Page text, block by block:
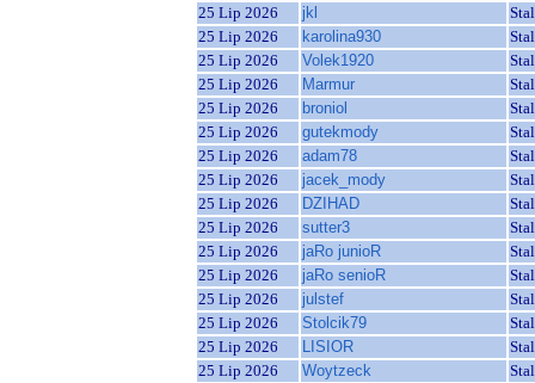
25 Lip 2026
jkl
25 Lip 2026
karolina930
25 Lip 2026
Volek1920
25 Lip 2026
Marmur
25 Lip 2026
broniol
25 Lip 2026
gutekmody
25 Lip 2026
adam78
25 Lip 2026
jacek_mody
25 Lip 2026
DZIHAD
25 Lip 2026
sutter3
25 Lip 2026
jaRo junioR
25 Lip 2026
jaRo senioR
25 Lip 2026
julstef
25 Lip 2026
Stolcik79
25 Lip 2026
LISIOR
25 Lip 2026
Woytzeck